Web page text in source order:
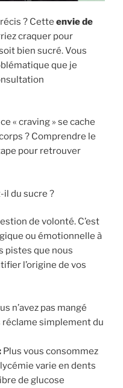
? Cette envie de
craquer pour
bien sucré. Vous
que je
« craving » se cache
? Comprendre le
pour retrouver
du sucre ?
de volonté. C’est
ou émotionnelle à
pistes que nous
l’origine de vos
n’avez pas mangé
simplement du
Plus vous consommez
varie en dents
de glucose